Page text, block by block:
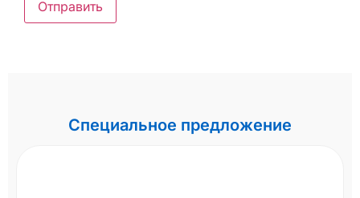
Специальное предложение